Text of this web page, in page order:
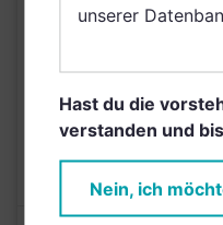
AUSGABEAUFSCHLAG
unserer
Hast du die
verstanden und
Nein, ich